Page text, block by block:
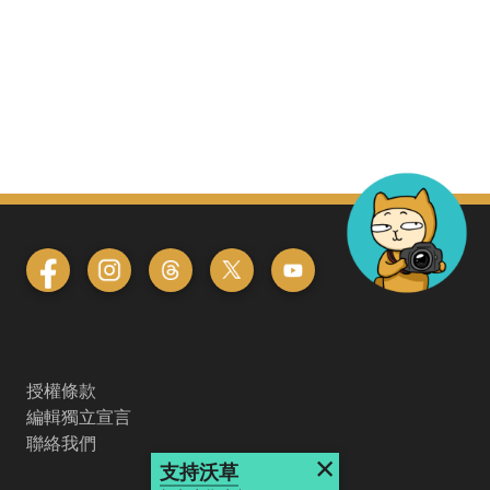
授權條款
編輯獨立宣言
聯絡我們
支持沃草 ×